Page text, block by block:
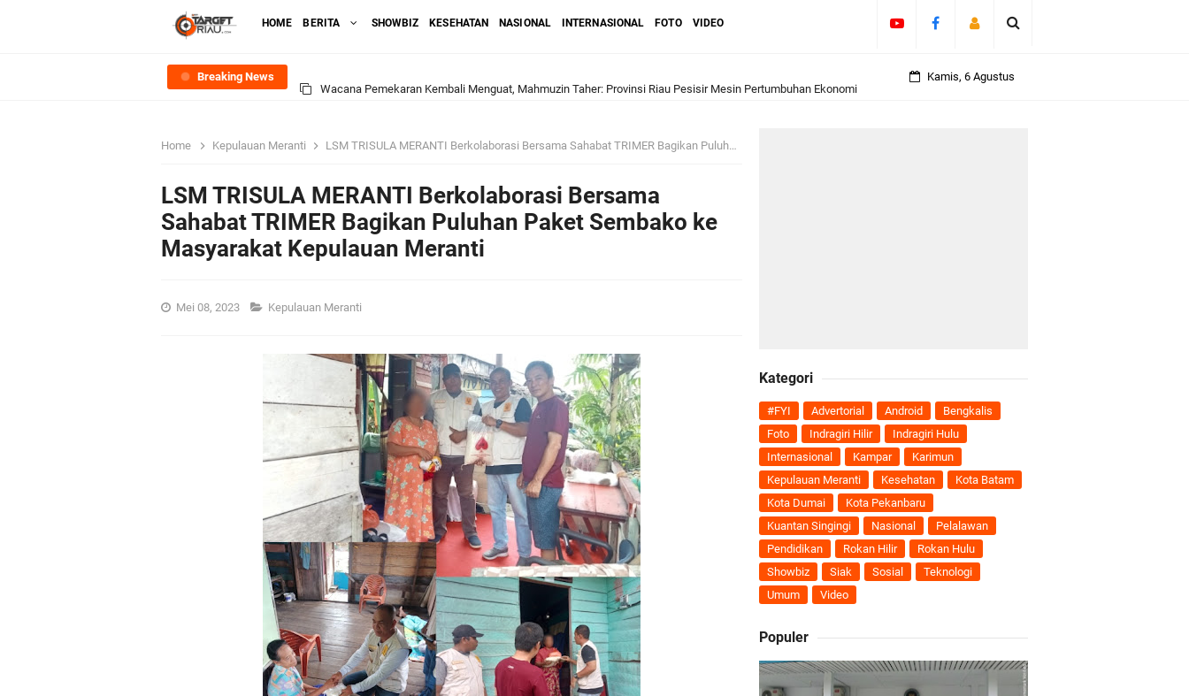
HOME BERITA SHOWBIZ KESEHATAN NASIONAL INTERNASIONAL FOTO VIDEO
Breaking News
Pemerintah Kabupaten Kepulauan Meranti Kembali Merombak 3 Pejabat Eselon III. A Serta III. B
Pemkab Meranti dan Unilak Perkuat Sinergi Tingkatkan Kualitas SDM Daerah
133 Personel Berprestasi Diguyur Penghargaan, Kapolda Riau: Bangun Kepercayaan Publik dengan Karya Nyata
Pengurus PWI Kepulauan Meranti Periode 2026–2029 Resmi Dilantik
Wabup Muzamil Bahas Penegasan Batas Wilayah Kepulauan Meranti, Kemendagri Beri Arahan Pengusulan
Hak DBH
Bupati Asmar Dorong Kemudahan Layanan Pensiun ASN melalui Sinergi dengan BRK Syariah
Hari Mangrove Sedunia, Yayasan Generasi Hijau Beri Penghargaan kepada Kapolda Riau
Audiensi Bupati Asmar Berbuah Komitmen BNPP RI Kawal Pembangunan Kawasan Perbatasan Meranti
Feni Utami Angkat Suara, Lagi-Lagi Fitnah Penipuan Terpa Bidang Saspras Disdik Kepulauan Meranti
Camat Pulau Merbau Hermansyah, S.H. Sampaikan Tahniah Hari Jadi ke-14 Kecamatan Tasik Putri Puyu
Kamis, 6 Agustus
Home Kepulauan Meranti LSM TRISULA MERANTI Berkolaborasi Bersama Sahabat TRIMER Bagikan Puluhan Paket Sembako ke Masyarakat Kepulauan Meranti
LSM TRISULA MERANTI Berkolaborasi Bersama
Sahabat TRIMER Bagikan Puluhan Paket Sembako ke
Masyarakat Kepulauan Meranti
Mei 08, 2023 Kepulauan Meranti
Kategori
#FYI Advertorial Android
Bengkalis
Foto
Indragiri Hilir
Indragiri Hulu
Internasional
Kampar
Karimun
Kepulauan Meranti
Kesehatan
Kota Batam
Kota Dumai
Kota Pekanbaru
Kuantan Singingi
Nasional
Pelalawan
Pendidikan
Rokan Hilir
Rokan Hulu
Showbiz
Siak Sosial
Teknologi
Umum
Video
Populer